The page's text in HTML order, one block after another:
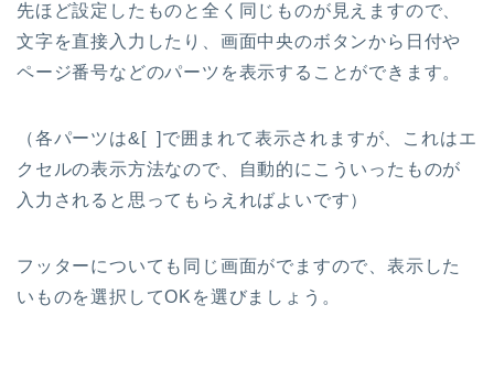
先ほど設定したものと全く同じものが見えますので、
文字を直接入力したり、画面中央のボタンから日付や
ページ番号などのパーツを表示することができます。
（各パーツは&[ ]で囲まれて表示されますが、これはエ
クセルの表示方法なので、自動的にこういったものが
入力されると思ってもらえればよいです）
フッターについても同じ画面がでますので、表示した
いものを選択してOKを選びましょう。